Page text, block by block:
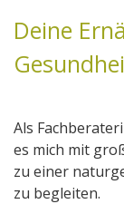
Deine
Als
es mich mit
zu einer
zu begleiten.